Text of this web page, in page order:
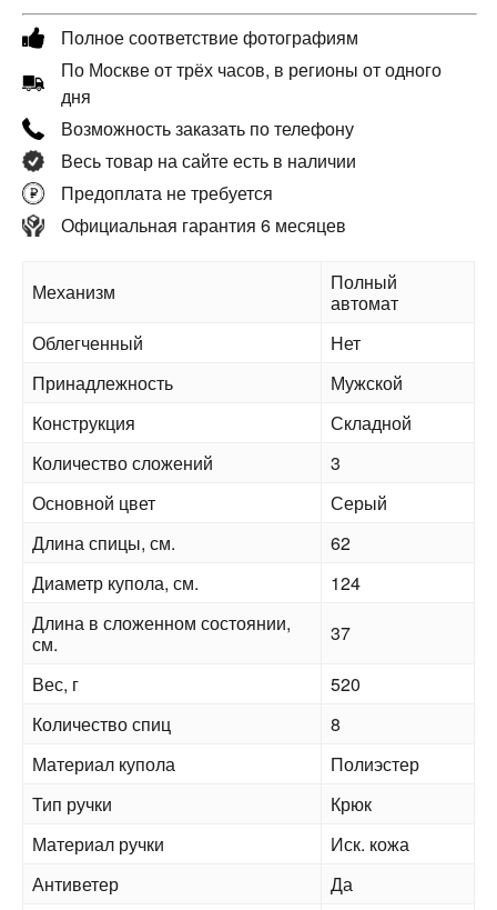
Полное соответствие фотографиям
По Москве от трёх часов, в регионы от одного
дня
Возможность заказать по телефону
Весь товар на сайте есть в наличии
Предоплата не требуется
Официальная гарантия 6 месяцев
Механизм
Полный
автомат
Облегченный
Нет
Принадлежность
Мужской
Конструкция
Складной
Количество сложений
3
Основной цвет
Серый
Длина спицы, см.
62
Диаметр купола, см.
124
Длина в сложенном состоянии,
см.
37
Вес, г
520
Количество спиц
8
Материал купола
Полиэстер
Тип ручки
Крюк
Материал ручки
Иск. кожа
Антиветер
Да